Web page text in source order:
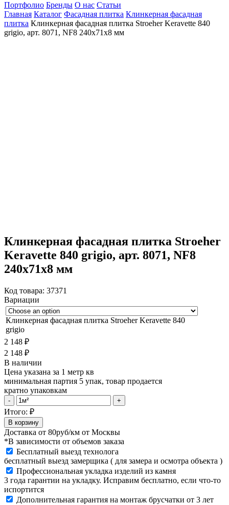
Портфолио Бренды О нас Статьи
Главная Каталог Фасадная плитка Клинкерная фасадная
плитка Клинкерная фасадная плитка Stroeher Keravette 840
grigio, арт. 8071, NF8 240x71x8 мм
Клинкерная фасадная плитка Stroeher
Keravette 840 grigio, арт. 8071, NF8
240x71x8 мм
Код товара: 37371
Вариации
Клинкерная фасадная плитка Stroeher Keravette 840
grigio
2 148 ₽
2 148 ₽
В наличии
Цена указана за 1 метр кв
минимальная партия 5 упак, товар продается
кратно упаковкам
Клинкерная
фасадная
плитка
Stroeher
Keravette
840
grigio,
арт.
8071,
NF8
240x71x8
мм
- +
Итого: ₽
В корзину
Доставка от 80руб/км от Москвы
*В зависимости от объемов заказа
Бесплатный выезд технолога
бесплатный выезд замерщика ( для замера и осмотра объекта )
Профессиональная укладка изделий из камня
3 года гарантии на укладку. Исправим бесплатно, если что-то
испортится
Дополнительная гарантия на монтаж брусчатки от 3 лет